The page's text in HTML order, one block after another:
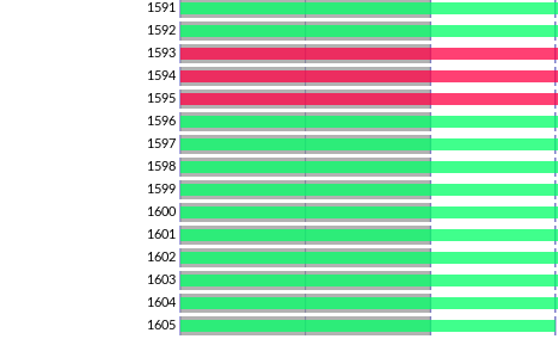
1591
1592
1593
1594
1595
1596
1597
1598
1599
1600
1601
1602
1603
1604
1605